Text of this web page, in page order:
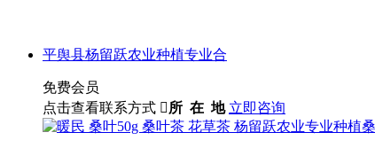
平舆县杨留跃农业种植专业合
免费会员
点击查看联系方式 所 在 地 立即咨询